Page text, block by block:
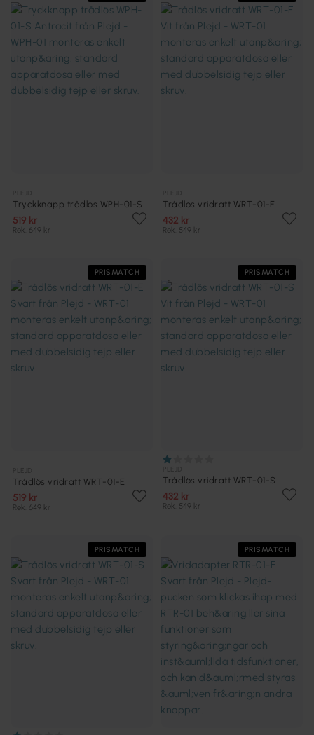
Tryckknapp trådlös WPH-01-S
519 kr
Rek. 649 kr
Trådlös vridratt WRT-01-E
432 kr
Rek. 549 kr
PRISMATCH
Trådlös vridratt WRT-01-E
519 kr
Rek. 649 kr
PRISMATCH
Trådlös vridratt WRT-01-S
432 kr
Rek. 549 kr
PRISMATCH PRISMATCH